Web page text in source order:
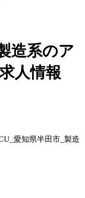
造系のア
人情報
愛知県半田市_製造